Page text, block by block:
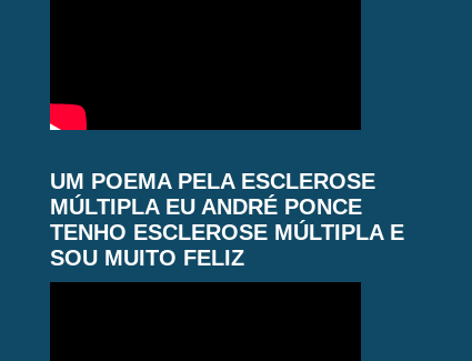
UM POEMA PELA ESCLEROSE
MÚLTIPLA EU ANDRÉ PONCE
TENHO ESCLEROSE MÚLTIPLA E
SOU MUITO FELIZ